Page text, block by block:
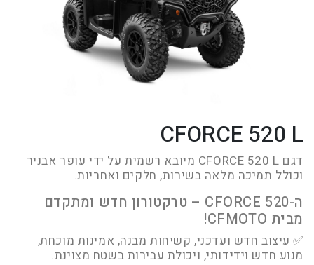
CFORCE 520 L
דגם CFORCE 520 L מיובא רשמית על ידי עופר אבניר
וכולל תמיכה מלאה בשירות, חלקים ואחריות.
ה-CFORCE 520 – טרקטורון חדש ומתקדם
מבית CFMOTO!
✅עיצוב חדש ועדכני, קשיחות מבנה, אמינות מוכחת,
מנוע חדש וידידותי, ויכולת עבירות בשטח מצוינת.